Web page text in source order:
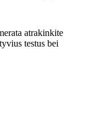
atrakinkite
testus bei